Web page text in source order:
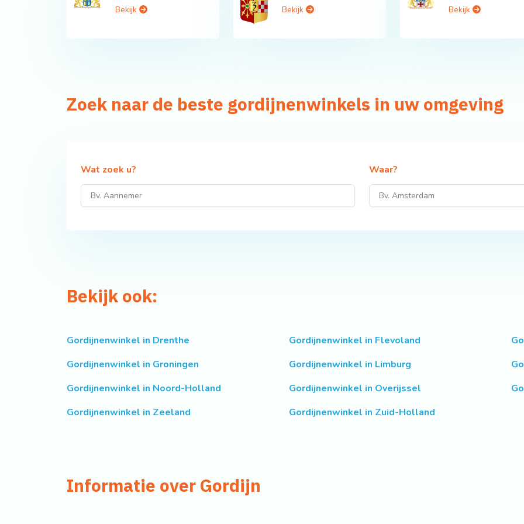
Bekijk Bekijk Bekijk
Zoek naar de beste gordijnenwinkels in uw omgeving
Wat zoek u? Waar?
Bekijk ook:
Gordijnenwinkel in Drenthe Gordijnenwinkel in Flevoland
Gordijnenwinkel in Groningen
Gordijnenwinkel in Limburg
Gordijnenwinkel in Noord-Holland
Gordijnenwinkel in Overijssel
Gordijnenwinkel in Zeeland
Gordijnenwinkel in Zuid-Holland
Informatie over Gordijn